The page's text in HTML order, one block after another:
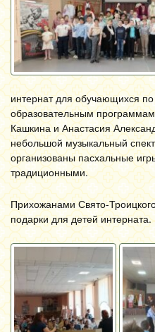
интернат для обучающихся
образовательным
Кашкина и Анастасия
небольшой музыкальный
организованы пасхальные
традиционными.
Прихожанами Свято-
подарки для детей интерната.